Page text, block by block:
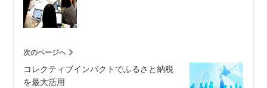
次のページへ
コレクティブインパクトでふるさと納税
を最大活用